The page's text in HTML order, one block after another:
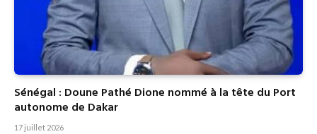
Sénégal : Doune Pathé Dione nommé à la tête du Port
autonome de Dakar
17 juillet 2026